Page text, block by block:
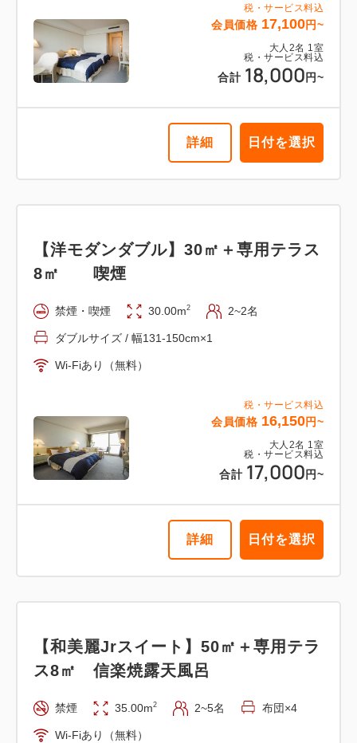
税・サービス料込
会員価格 17,100円~
大人 2名 1室
税・サービス料込
合計 18,000 円~
詳細 日付を選択
税・サービス料込
会員価格 16,150円~
大人 2名 1室
税・サービス料込
合計 17,000 円~
【洋モダンダブル】30㎡＋専用テラス
8㎡ 喫煙
禁煙・喫煙 30.00m2 2~2名
ダブルサイズ / 幅131-150cm×1
Wi-Fiあり（無料）
詳細 日付を選択
【和美麗Jrスイート】50㎡＋専用テラ
ス8㎡ 信楽焼露天風呂
禁煙 35.00m2 2~5名 布団×4
Wi-Fiあり（無料）